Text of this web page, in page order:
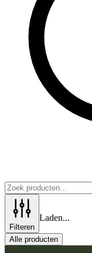
Filteren
Laden...
Alle producten